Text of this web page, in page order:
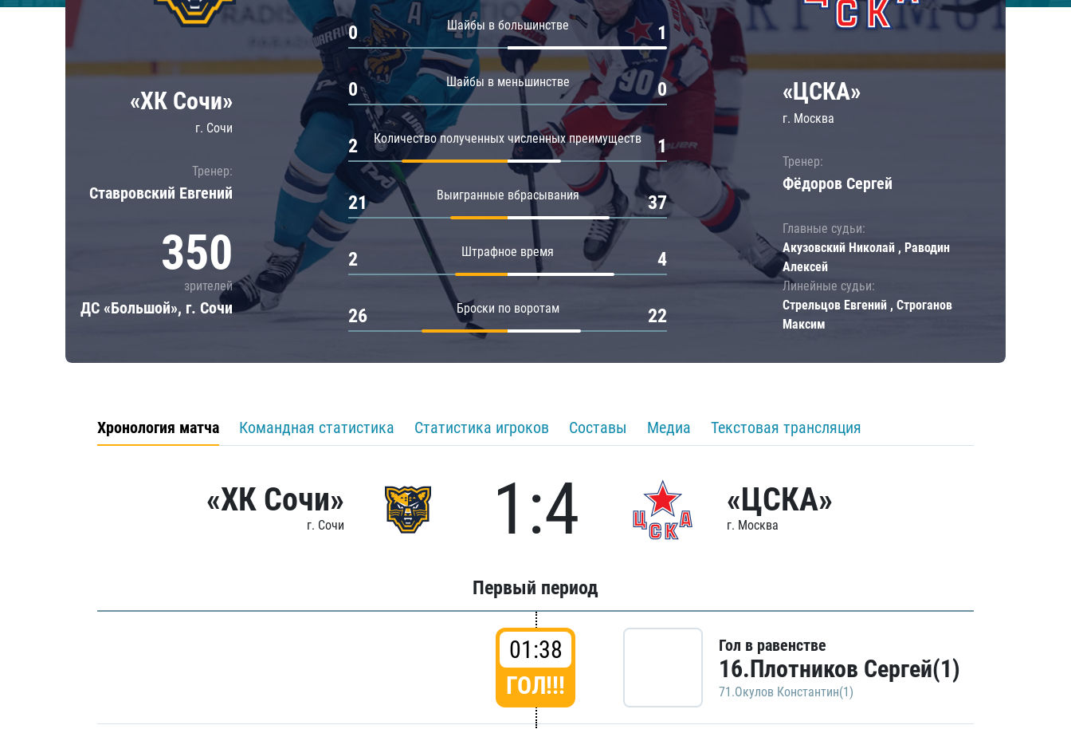
Локомотив
ЦСКА
Шанхайские Драконы
Амур
Барыс
Салават Юлаев
«ХК Сочи»
г. Сочи
Тренер:
Ставровский Евгений
350
зрителей
ДС «Большой», г. Сочи
Шайбы в большинстве
0 1
Шайбы в меньшинстве
0 0
Количество полученных численных преимуществ
2 1
Выигранные вбрасывания
21 37
Штрафное время
2 4
Броски по воротам
26 22
«ЦСКА»
г. Москва
Тренер:
Фёдоров Сергей
Главные судьи:
Акузовский Николай , Раводин
Алексей
Линейные судьи:
Стрельцов Евгений , Строганов
Максим
Хронология матча Командная статистика Статистика игроков Составы Медиа Текстовая трансляция
«ХК Сочи»
г. Сочи 1:4 «ЦСКА»
г. Москва
Первый период
01:38
ГОЛ!!!
Гол в равенстве
16.Плотников Сергей(1)
71.Окулов Константин(1)